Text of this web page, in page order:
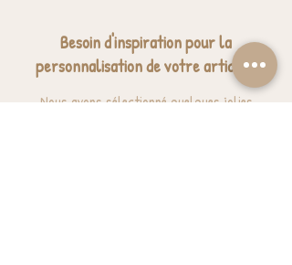
Besoin d'inspiration pour la
personnalisation de votre article ?
Nous avons sélectionné quelques jolies